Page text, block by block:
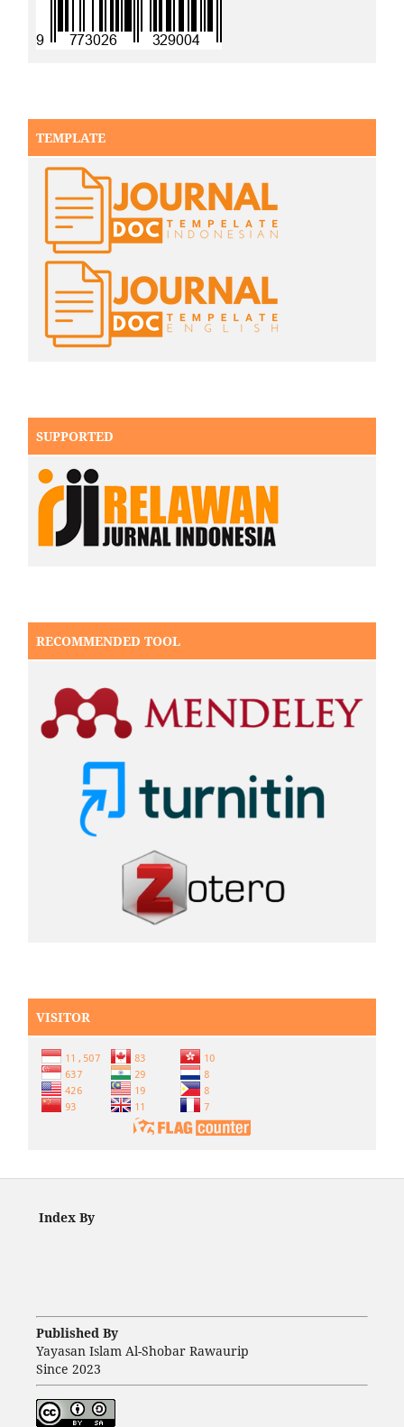
TEMPLATE
SUPPORTED
RECOMMENDED TOOL
VISITOR
Index By
Published By
Yayasan Islam Al-Shobar Rawaurip
Since 2023